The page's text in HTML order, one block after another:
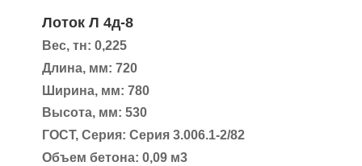
Лоток Л 4д-8
Вес, тн: 0,225
Длина, мм: 720
Ширина, мм: 780
Высота, мм: 530
ГОСТ, Серия: Серия 3.006.1-2/82
Объем бетона: 0,09 м3